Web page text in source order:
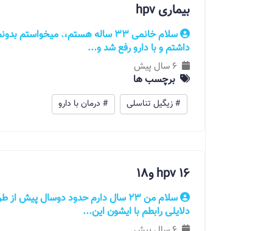
بیماری hpv
داشتم و با دارو رفع شد و...
6 سال پیش
برچسب ها
# زیگیل تناسلی # درمان با دارو
hpv 16 و۱۸
دلایلی رابطم با ایشون این...